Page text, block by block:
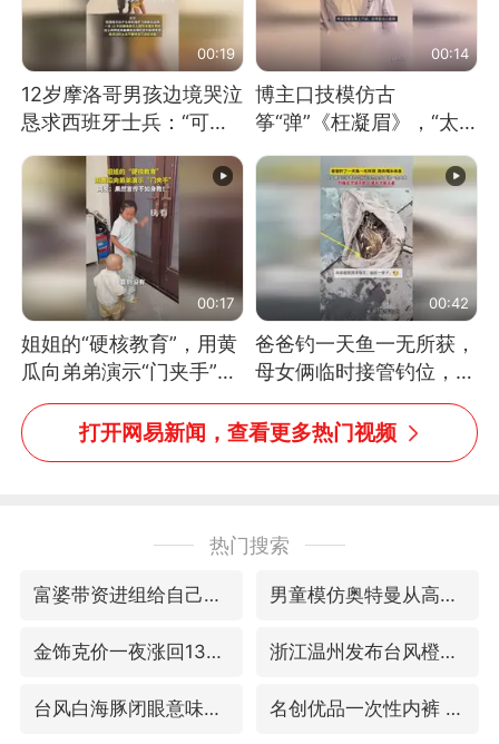
00:19
12岁摩洛哥男孩边境哭泣
恳求西班牙士兵：“可不
00:14
博主口技模仿古
筝“弹”《枉凝眉》，“太
吗？”“或将成为首位考级
不带古筝的选手。”（来
源：新华每日电讯）
00:17
姐姐的“硬核教育”，用黄
瓜向弟弟演示“门夹手”，
网友：果然言传不如身
教！
00:42
爸爸钓一天鱼一无所获，
母女俩临时接管钓位，用
玩具鱼竿钓上大鱼
打开网易新闻，查看更多热门视频
热门搜索
富婆带资进组给自己硬加60多场吻戏 男童模仿奥特曼从高处跳下致骨折
金饰克价一夜涨回1300元 浙江温州发布台风橙色预警信号
台风白海豚闭眼意味着什么 名创优品一次性内裤 颜面尽失